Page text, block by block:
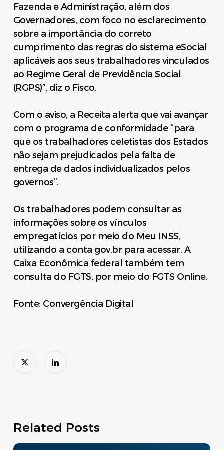
Fazenda e Administração, além dos
Governadores, com foco no esclarecimento
sobre a importância do correto
cumprimento das regras do sistema eSocial
aplicáveis aos seus trabalhadores vinculados
ao Regime Geral de Previdência Social
(RGPS)”, diz o Fisco.
Com o aviso, a Receita alerta que vai avançar
com o programa de conformidade “para
que os trabalhadores celetistas dos Estados
não sejam prejudicados pela falta de
entrega de dados individualizados pelos
governos”.
Os trabalhadores podem consultar as
informações sobre os vínculos
empregatícios por meio do Meu INSS,
utilizando a conta gov.br para acessar. A
Caixa Econômica federal também tem
consulta do FGTS, por meio do FGTS Online.
Fonte: Convergência Digital
Related Posts